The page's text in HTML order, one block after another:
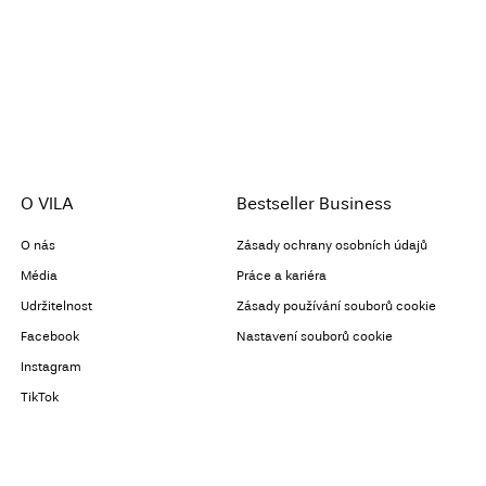
O VILA
O nás
Média
Udržitelnost
Facebook
Instagram
TikTok
Bestseller Business
Zásady ochrany osobních údajů
Práce a kariéra
Zásady používání souborů cookie
Nastavení souborů cookie